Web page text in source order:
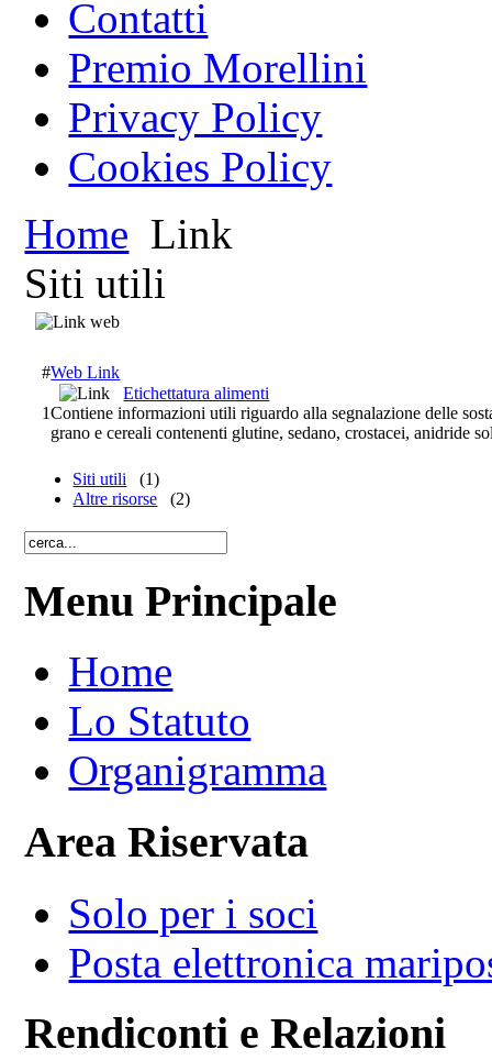
Contatti
Premio Morellini
Privacy Policy
Cookies Policy
Home Link
Siti utili
#Web Link
1
Etichettatura alimenti
Contiene informazioni utili riguardo alla segnalazione delle
grano e cereali contenenti glutine, sedano, crostacei, anidride
Siti utili
(1)
Altre risorse
(2)
Menu Principale
Home
Lo Statuto
Organigramma
Area Riservata
Solo per i soci
Posta elettronica
Rendiconti e Relazioni